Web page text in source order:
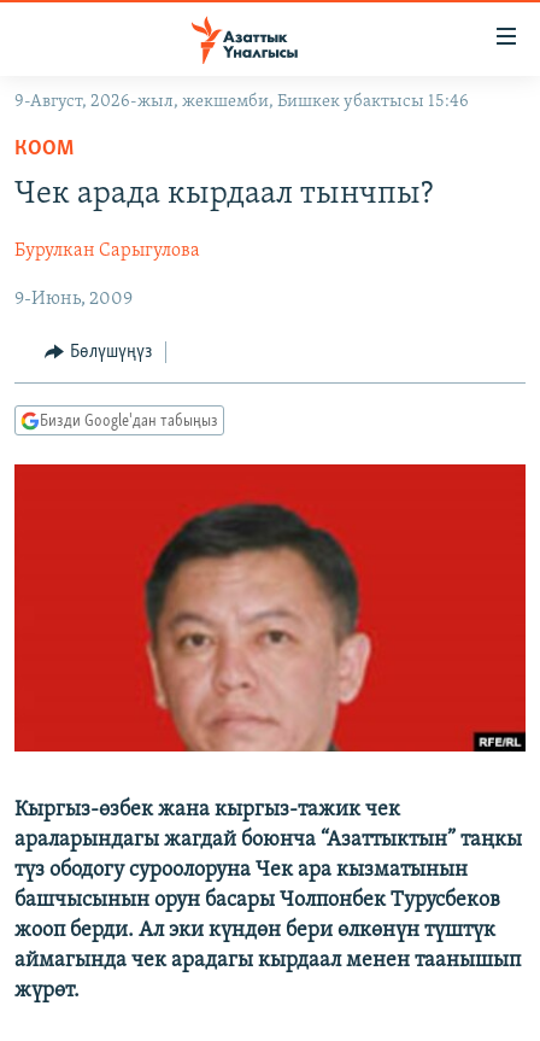
Навигацияга
өтүңүз
Издөөгө
салыңызКЫРГЫЗСТАН
САЯСАТ
ЭКОНОМИКА
МАДАНИЯТ
ДҮЙНӨ
БОРБОР АЗИЯ
УКРАИНА
АТАЙЫН ИЛИКТӨӨ
ТВ ПРОГРАММАЛАР
БҮГҮН АЗАТТЫКТА
ЭКСПЕРТТЕР ТАЛДАЙТ
ЭЖЕ-СИҢДИЛЕР
ЫҢГАЙСЫЗ СУРООЛОР
ПОДКАСТ
ӨЗГӨЧӨ ПИКИР
ЭЕ/АРнун бардык сайттары
9-Август, 2026-жыл, жекшемби, Бишкек убактысы 15:46
КООМ
Чек арада кырдаал тынчпы?
Бурулкан Сарыгулова
9-Июнь, 2009
Бөлүшүңүз
Бизди Google'дан табыңыз
Кыргыз-өзбек жана кыргыз-тажик чек
араларындагы жагдай боюнча “Азаттыктын” таңкы
түз ободогу суроолоруна Чек ара кызматынын
башчысынын орун басары Чолпонбек Турусбеков
жооп берди. Ал эки күндөн бери өлкөнүн түштүк
аймагында чек арадагы кырдаал менен таанышып
жүрөт.